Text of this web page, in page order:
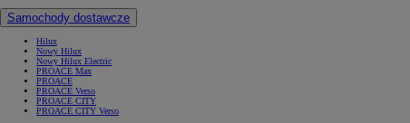
Samochody dostawcze
Hilux
Nowy Hilux
Nowy Hilux Electric
PROACE Max
PROACE
PROACE Verso
PROACE CITY
PROACE CITY Verso